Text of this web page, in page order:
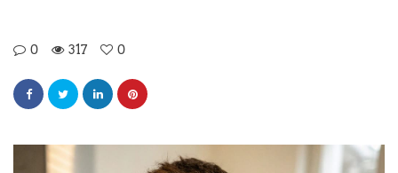
0 317 0